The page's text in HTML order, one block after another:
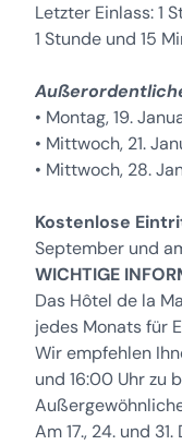
Letzter Einlass: 1
1 Stunde und 15
• Montag, 19.
• Mittwoch, 21.
• Mittwoch, 28.
Kostenlose
September und
WICHTIGE
Das Hôtel de la
jedes Monats für
Wir empfehlen
und 16:00 Uhr zu
Am 17., 24. und